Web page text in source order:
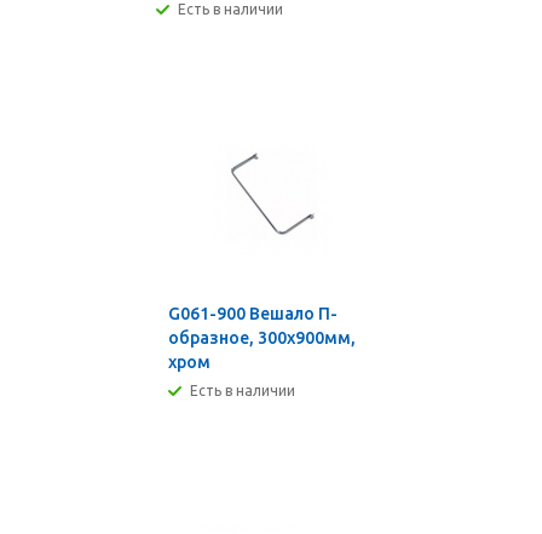
Есть в наличии
G061-900 Вешало П-
образное, 300х900мм,
хром
Есть в наличии